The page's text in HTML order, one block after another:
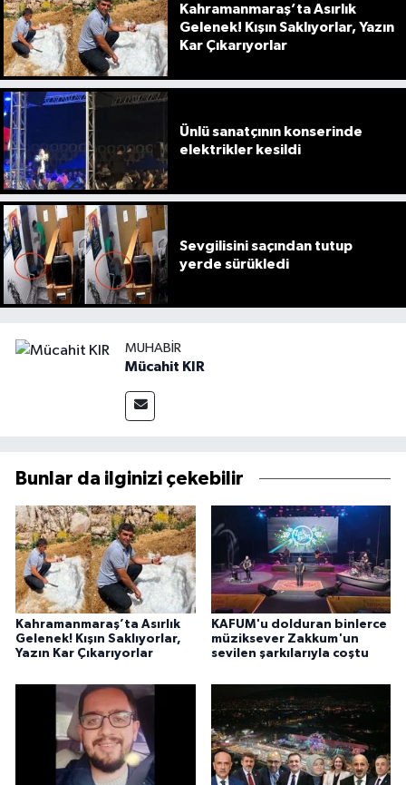
Kahramanmaraş’ta Asırlık
Gelenek! Kışın Saklıyorlar, Yazın
Kar Çıkarıyorlar
Ünlü sanatçının konserinde
elektrikler kesildi
Sevgilisini saçından tutup
yerde sürükledi
MUHABIR
Mücahit KIR
Bunlar da ilginizi çekebilir
Kahramanmaraş’ta Asırlık
Gelenek! Kışın Saklıyorlar,
Yazın Kar Çıkarıyorlar
KAFUM'u dolduran binlerce
müziksever Zakkum'un
sevilen şarkılarıyla coştu